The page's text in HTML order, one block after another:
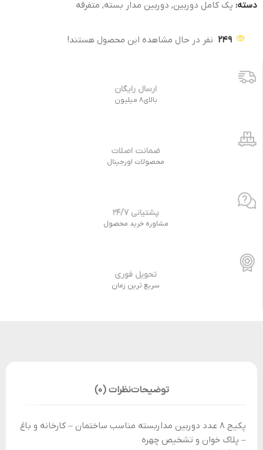
دسته: پک کامل دوربین, دوربین مدار بسته, متفرقه
249 نفر در حال مشاهده این محصول هستند!
ارسال رایگان
بالای8 میلیون
ضمانت اصلات
محصولات اورجینال
پشتیانی 24/7
مشاوره خرید محصول
تحویل فوری
سریع ترین زمان
توضیحاتنظرات (0)
پکیج 8 عدد دوربین مداربسته مناسب ساختمان – کارخانه و باغ
– پلاک خوان و تشخیص چهره